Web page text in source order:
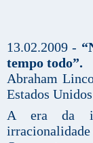
13.02.2009 -
tempo todo”.
Abraham
Estados Unidos
A era da
irracionalidade